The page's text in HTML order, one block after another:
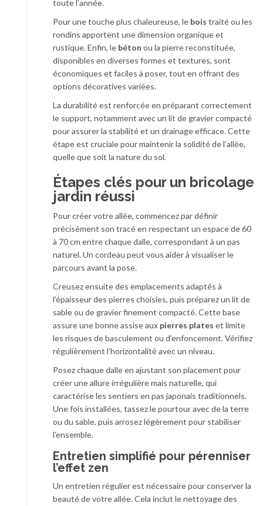
toute l’année.
Pour une touche plus chaleureuse, le bois traité ou les
rondins apportent une dimension organique et
rustique. Enfin, le béton ou la pierre reconstituée,
disponibles en diverses formes et textures, sont
économiques et faciles à poser, tout en offrant des
options décoratives variées.
La durabilité est renforcée en préparant correctement
le support, notamment avec un lit de gravier compacté
pour assurer la stabilité et un drainage efficace. Cette
étape est cruciale pour maintenir la solidité de l’allée,
quelle que soit la nature du sol.
Étapes clés pour un bricolage
jardin réussi
Pour créer votre allée, commencez par définir
précisément son tracé en respectant un espace de 60
à 70 cm entre chaque dalle, correspondant à un pas
naturel. Un cordeau peut vous aider à visualiser le
parcours avant la pose.
Creusez ensuite des emplacements adaptés à
l’épaisseur des pierres choisies, puis préparez un lit de
sable ou de gravier finement compacté. Cette base
assure une bonne assise aux pierres plates et limite
les risques de basculement ou d’enfoncement. Vérifiez
régulièrement l’horizontalité avec un niveau.
Posez chaque dalle en ajustant son placement pour
créer une allure irrégulière mais naturelle, qui
caractérise les sentiers en pas japonais traditionnels.
Une fois installées, tassez le pourtour avec de la terre
ou du sable, puis arrosez légèrement pour stabiliser
l’ensemble.
Entretien simplifié pour pérenniser
l’effet zen
Un entretien régulier est nécessaire pour conserver la
beauté de votre allée. Cela inclut le nettoyage des